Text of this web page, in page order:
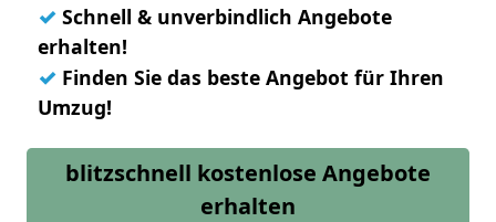
✓ Schnell & unverbindlich Angebote
erhalten!
✓ Finden Sie das beste Angebot für Ihren
Umzug!
blitzschnell kostenlose Angebote
erhalten